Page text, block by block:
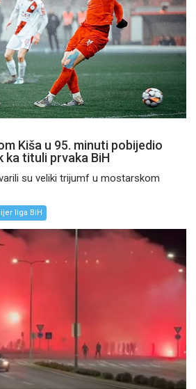
Kiša u 95. minuti pobijedio
ka tituli prvaka BiH
su veliki trijumf u mostarskom
liga BiH